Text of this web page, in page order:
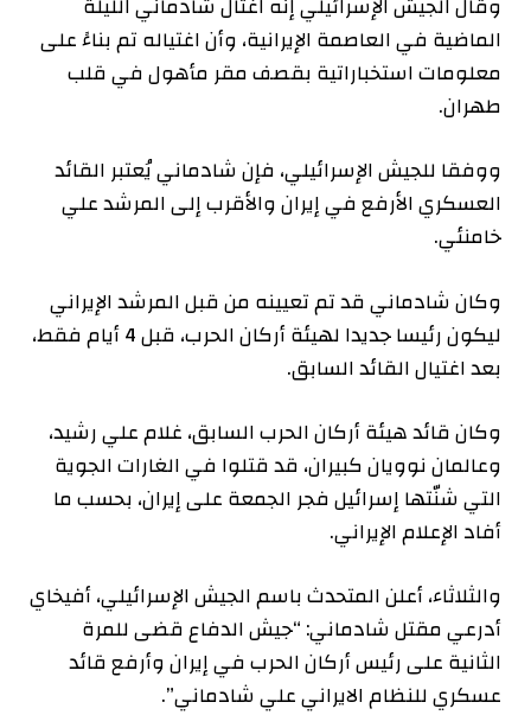
الماضية في العاصمة الإيرانية، وأن اغتياله تم بناءً على
معلومات استخباراتية بقصف مقر مأهول في قلب
طهران.
ووفقا للجيش الإسرائيلي، فإن شادماني يُعتبر القائد
العسكري الأرفع في إيران والأقرب إلى المرشد علي
خامنئي.
وكان شادماني قد تم تعيينه من قبل المرشد الإيراني
ليكون رئيسا جديدا لهيئة أركان الحرب، قبل 4 أيام فقط،
بعد اغتيال القائد السابق.
وكان قائد هيئة أركان الحرب السابق، غلام علي رشيد،
وعالمان نوويان كبيران، قد قتلوا في الغارات الجوية
التي شنّتها إسرائيل فجر الجمعة على إيران، بحسب ما
أفاد الإعلام الإيراني.
والثلاثاء، أعلن المتحدث باسم الجيش الإسرائيلي، أفيخاي
أدرعي مقتل شادماني: “جيش الدفاع قضى للمرة
الثانية على رئيس أركان الحرب في إيران وأرفع قائد
عسكري للنظام الايراني علي شادماني”.